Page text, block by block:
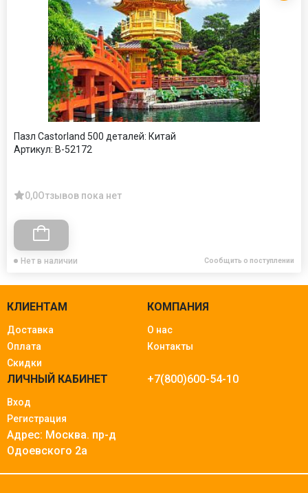
Пазл Castorland 500 деталей: Китай
Артикул: B-52172
0,0Отзывов пока нет
Нет в наличии Сообщить о поступлении
КЛИЕНТАМ
Доставка
Оплата
Скидки
КОМПАНИЯ
О нас
Контакты
ЛИЧНЫЙ КАБИНЕТ
Вход
Регистрация
+7(800)600-54-10
Адрес: Москва. пр-д
Одоевского 2а